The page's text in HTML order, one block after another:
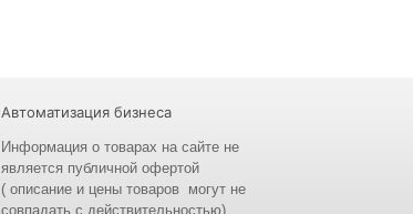
Автоматизация бизнеса
Информация о товарах на сайте не
является публичной офертой
( описание и цены товаров могут не
совпадать с действительностью)